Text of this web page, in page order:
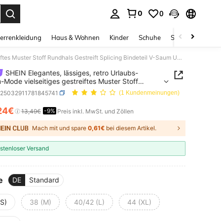
0 0
Haus & Wohnen Kinder Schuhe Schmuck &
SHEIN Elegantes, lässiges, retro Urlaubs-Damen-Mode vielseitiges gestreiftes Muster Stoff Rundhals Gestreift Splicing Bindeteil V-Saum Umstandskleid, Schwarz & Weiß
SHEIN Elegantes, lässiges, retro Urlaubs-
Mode vielseitiges gestreiftes Muster Stoff
Gestreift Splicing Bindeteil V-Saum
Schwarz & Weiß
(1 Kundenmeinungen)
AND AVAILABILITY
13,49€ -9% Preis inkl. MwSt. und Zöllen
Mach mit und spare 0,61€ bei diesem Artikel.
Versand
DE Standard
38 (M) 40/42 (L) 44 (XL)